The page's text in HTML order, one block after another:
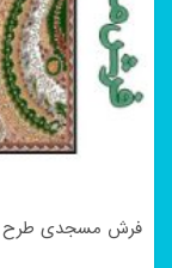
فرش مسجدی طرح